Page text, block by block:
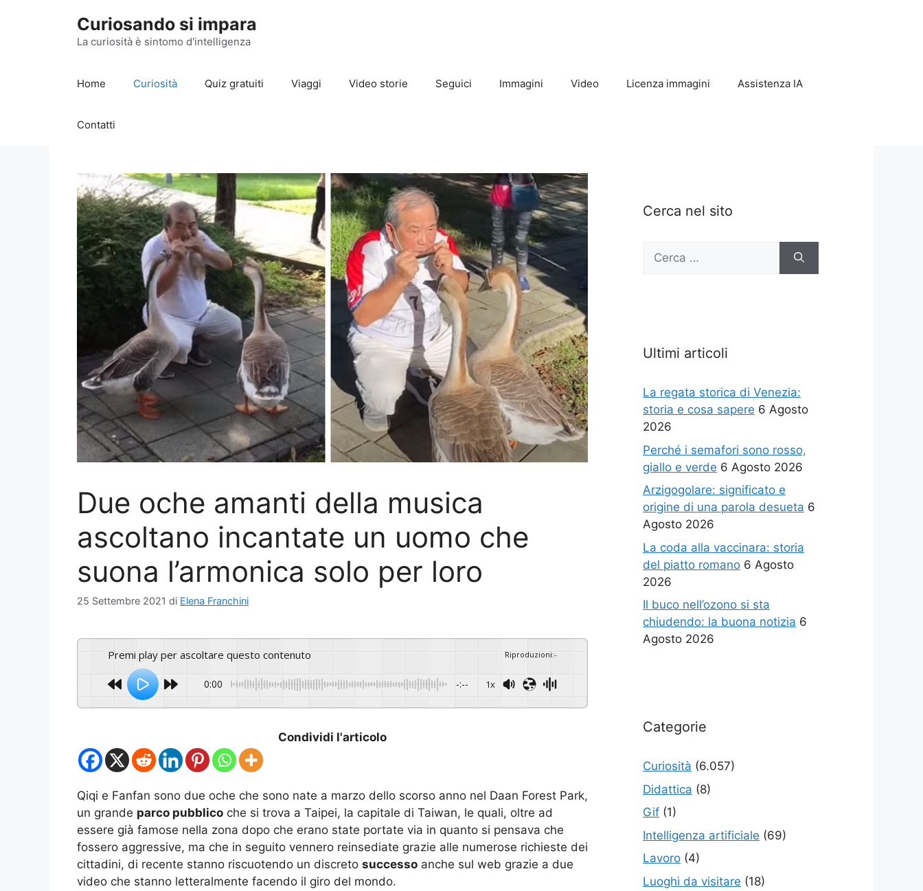
Curiosando si impara
La curiosità è sintomo d'intelligenza
Home Curiosità Quiz gratuiti Viaggi Video storie Seguici Immagini Video Licenza immagini Assistenza IA
Contatti
Due oche amanti della musica
ascoltano incantate un uomo che
suona l’armonica solo per loro
25 Settembre 2021 di Elena Franchini
Premi play per ascoltare questo contenuto Riproduzioni:-
0:00 -:-- 1x
Condividi l'articolo
Qiqi e Fanfan sono due oche che sono nate a marzo dello scorso anno nel Daan Forest Park,
un grande parco pubblico che si trova a Taipei, la capitale di Taiwan, le quali, oltre ad
essere già famose nella zona dopo che erano state portate via in quanto si pensava che
fossero aggressive, ma che in seguito vennero reinsediate grazie alle numerose richieste dei
cittadini, di recente stanno riscuotendo un discreto successo anche sul web grazie a due
video che stanno letteralmente facendo il giro del mondo.
Cerca nel sito
Ricerca
Ultimi articoli
La regata storica di Venezia:
storia e cosa sapere 6 Agosto
2026
Perché i semafori sono rosso,
giallo e verde 6 Agosto 2026
Arzigogolare: significato e
origine di una parola desueta 6
Agosto 2026
La coda alla vaccinara: storia
del piatto romano 6 Agosto
2026
Il buco nell’ozono si sta
chiudendo: la buona notizia 6
Agosto 2026
Categorie
Curiosità (6.057)
Didattica (8)
Gif (1)
Intelligenza artificiale (69)
Lavoro (4)
Luoghi da visitare (18)